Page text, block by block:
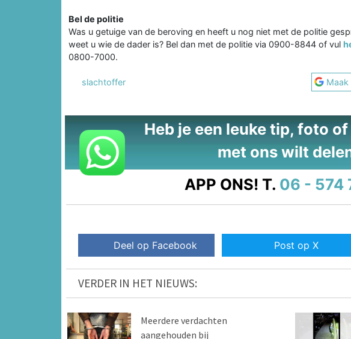
Bel de politie
Was u getuige van de beroving en heeft u nog niet met de politie
weet u wie de dader is? Bel dan met de politie via 0900-8844 of vul
0800-7000.
slachtoffer Maak
Heb je een leuke tip, foto
met ons wilt
APP ONS! T. 06 - 574
Deel op Facebook Post op X
VERDER IN HET NIEUWS:
Meerdere verdachten
aangehouden bij